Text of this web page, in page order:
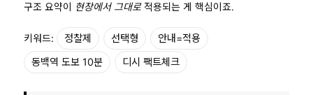
구조 요약이 현장에서 그대로적용되는 게 핵심이죠.
키워드: 정찰제 선택형
안내=적용
동백역 도보 10분
디시 팩트체크